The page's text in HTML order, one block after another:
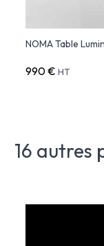
NOMA Table
990 € HT
16 autres